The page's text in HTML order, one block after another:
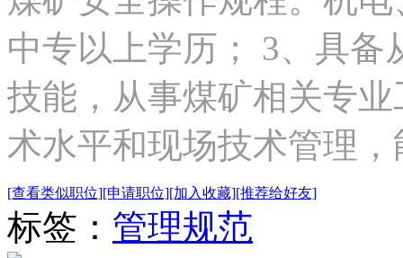
中专以上学历； 3、具
技能，从事煤矿相关专
术水平和现场技术管理，
[查看类似职位][申请职位][加入收藏][推荐给好友]
标签： 管理规范